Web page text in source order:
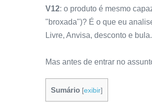
V12: o produto é mesmo
"broxada")? É o que eu
Livre, Anvisa, desconto e bula.
Mas antes de entrar no
Sumário [exibir]